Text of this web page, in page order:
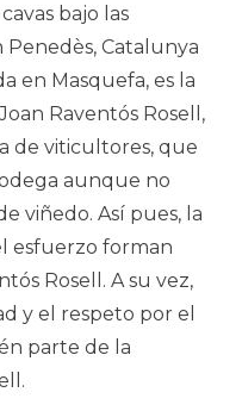
bajo las
Catalunya
en Masquefa, es la
Raventós Rosell,
de viticultores, que
aunque no
viñedo. Así pues, la
esfuerzo forman
Rosell. A su vez,
y el respeto por el
parte de la